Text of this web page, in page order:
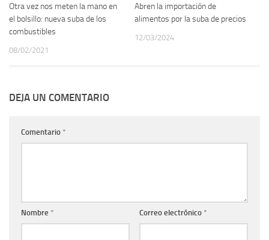
Otra vez nos meten la mano en
el bolsillo: nueva suba de los
combustibles
08/02/2021
Abren la importación de
alimentos por la suba de precios
12/03/2024
DEJA UN COMENTARIO
Comentario *
Nombre * Correo electrónico *